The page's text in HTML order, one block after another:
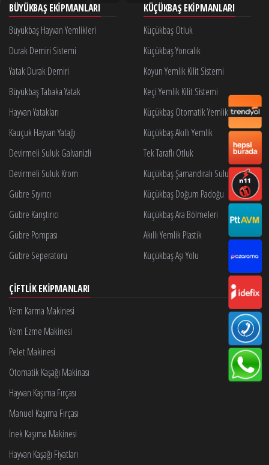
BÜYÜKBAŞ EKIPMANLARI
Büyükbaş Hayvan Yemlikleri
Durak Demiri Sistemi
Yatak Durak Demiri
Büyükbaş Tabaka Yatak
Hayvan Yatakları
Kauçuk Hayvan Yatağı
Devirmeli Suluk Galvanizli
Devirmeli Suluk Krom
Gübre Sıyırıcı
Gübre Karıştırıcı
Gübre Pompası
Gübre Seperatörü
KÜÇÜKBAŞ EKIPMANLARI
Küçükbaş Otluk
Küçükbaş Yoncalık
Koyun Yemlik Kilit Sistemi
Keçi Yemlik Kilit Sistemi
Küçükbaş Otomatik Yemlik Kilidi
Küçükbaş Akıllı Yemlik
Tek Taraflı Otluk
Küçükbaş Şamandıralı Suluk
Küçükbaş Doğum Padoğu
Küçükbaş Ara Bölmeleri
Akıllı Yemlik Plastik
Küçükbaş Aşı Yolu
ÇIFTLIK EKIPMANLARI
Yem Karma Makinesi
Yem Ezme Makinesi
Pelet Makinesi
Otomatik Kaşağı Makinası
Hayvan Kaşıma Fırçası
Manuel Kaşıma Fırçası
İnek Kaşıma Makinesi
Hayvan Kaşağı Fiyatları